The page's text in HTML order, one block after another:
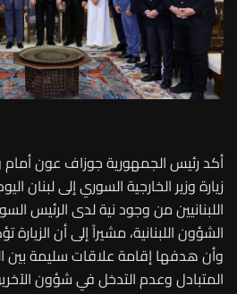
أكد رئيس الجمهورية جوزاف عون أمام
زيارة وزير الخارجية السوري إلى لبنان
اللبنانيين من وجود نية لدى الرئيس
الشؤون اللبنانية، مشيراً إلى أن
وأن هدفها إقامة علاقات سليمة بين
المتبادل وعدم التدخل في شؤون